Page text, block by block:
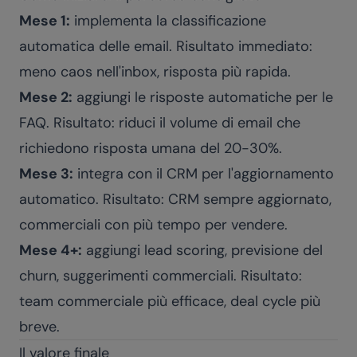
Mese 1: implementa la classificazione
automatica delle email. Risultato immediato:
meno caos nell'inbox, risposta più rapida.
Mese 2: aggiungi le risposte automatiche per le
FAQ. Risultato: riduci il volume di email che
richiedono risposta umana del 20-30%.
Mese 3: integra con il CRM per l'aggiornamento
automatico. Risultato: CRM sempre aggiornato,
commerciali con più tempo per vendere.
Mese 4+: aggiungi lead scoring, previsione del
churn, suggerimenti commerciali. Risultato:
team commerciale più efficace, deal cycle più
breve.
Il valore finale